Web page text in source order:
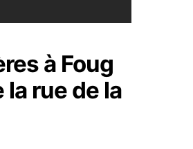
à Foug
la rue de la